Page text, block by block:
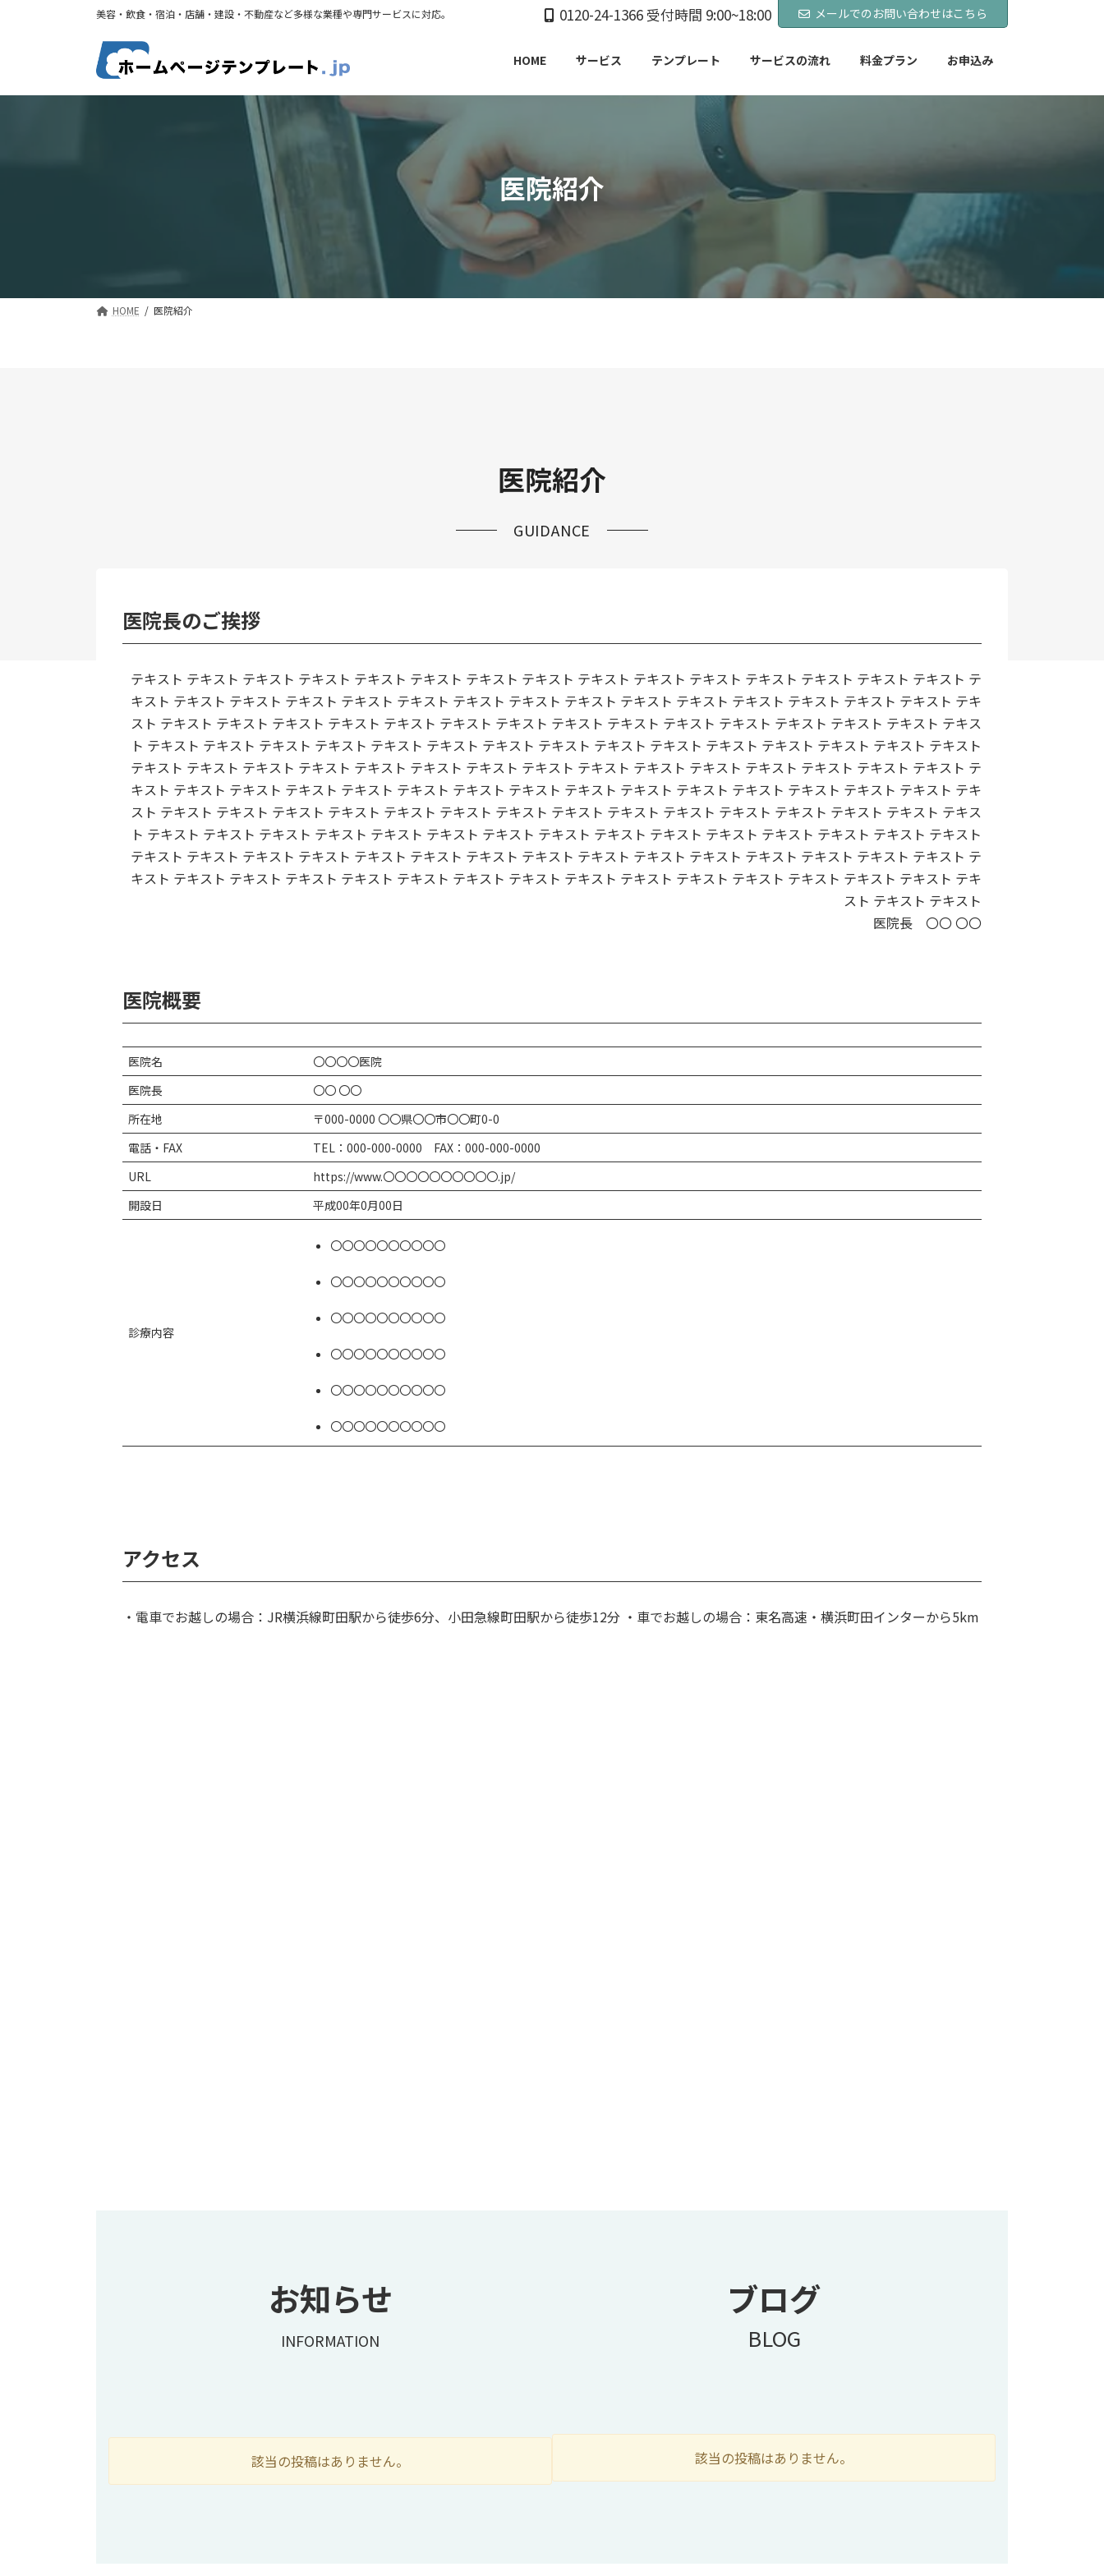
美容・飲食・宿泊・店舗・建設・不動産など多様な業種や専門サービスに対応。 0120-24-1366 受付時間 9:00~18:00 メールでのお問い合わせはこちら
HOME サービス テンプレート サービスの流れ 料金プラン お申込み
医院紹介
HOME 医院紹介
医院紹介
GUIDANCE
医院長のご挨拶
テキスト テキスト テキスト テキスト テキスト テキスト テキスト テキスト テキスト テキスト テキスト テキスト テキスト テキスト テキスト テ
キスト テキスト テキスト テキスト テキスト テキスト テキスト テキスト テキスト テキスト テキスト テキスト テキスト テキスト テキスト テキ
スト テキスト テキスト テキスト テキスト テキスト テキスト テキスト テキスト テキスト テキスト テキスト テキスト テキスト テキスト テキス
ト テキスト テキスト テキスト テキスト テキスト テキスト テキスト テキスト テキスト テキスト テキスト テキスト テキスト テキスト テキスト
テキスト テキスト テキスト テキスト テキスト テキスト テキスト テキスト テキスト テキスト テキスト テキスト テキスト テキスト テキスト テ
キスト テキスト テキスト テキスト テキスト テキスト テキスト テキスト テキスト テキスト テキスト テキスト テキスト テキスト テキスト テキ
スト テキスト テキスト テキスト テキスト テキスト テキスト テキスト テキスト テキスト テキスト テキスト テキスト テキスト テキスト テキス
ト テキスト テキスト テキスト テキスト テキスト テキスト テキスト テキスト テキスト テキスト テキスト テキスト テキスト テキスト テキスト
テキスト テキスト テキスト テキスト テキスト テキスト テキスト テキスト テキスト テキスト テキスト テキスト テキスト テキスト テキスト テ
キスト テキスト テキスト テキスト テキスト テキスト テキスト テキスト テキスト テキスト テキスト テキスト テキスト テキスト テキスト テキ
スト テキスト テキスト
医院長 〇〇 〇〇
医院概要
医院名
〇〇〇〇医院
医院長
〇〇 〇〇
所在地
〒000-0000 〇〇県〇〇市〇〇町0-0
電話・FAX
TEL：000-000-0000 FAX：000-000-0000
URL
https://www.〇〇〇〇〇〇〇〇〇〇.jp/
開設日
平成00年0月00日
診療内容
〇〇〇〇〇〇〇〇〇〇
〇〇〇〇〇〇〇〇〇〇
〇〇〇〇〇〇〇〇〇〇
〇〇〇〇〇〇〇〇〇〇
〇〇〇〇〇〇〇〇〇〇
〇〇〇〇〇〇〇〇〇〇
アクセス
・電車でお越しの場合：JR横浜線町田駅から徒歩6分、小田急線町田駅から徒歩12分 ・車でお越しの場合：東名高速・横浜町田インターから5km
お知らせ
INFORMATION
該当の投稿はありません。
ブログ
BLOG
該当の投稿はありません。